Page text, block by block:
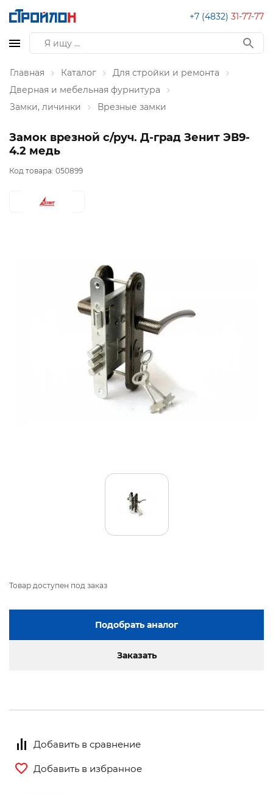
+7 (4832) 31-77-77
Главная Каталог
Для стройки и ремонта
Дверная и мебельная фурнитура
Замки, личинки
Врезные замки
Замок врезной с/руч. Д-град Зенит ЭВ9-
4.2 медь
Код товара: 050899
Товар доступен под заказ
Подобрать аналог
Заказать
Добавить в сравнение
Добавить в избранное